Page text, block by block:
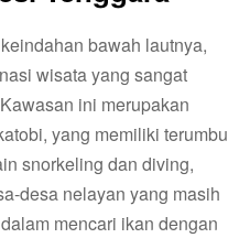
bawah lautnya,
wisata yang sangat
ini merupakan
yang memiliki terumbu
snorkeling dan diving,
desa nelayan yang masih
mencari ikan dengan